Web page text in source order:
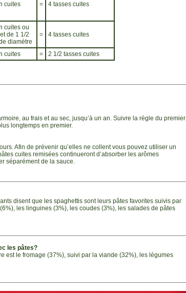
cuites = 4 tasses cuites
cuites ou
de 1 1/2
diamètre
= 4 tasses cuites
cuites = 2 1/2 tasses cuites
au frais et au sec, jusqu’à un an. Suivre la règle du premier
longtemps en premier.
Afin de prévenir qu’elles ne collent vous pouvez utiliser un
cuites remisées continueront d’absorber les arômes
séparément de la sauce.
disent que les spaghettis sont leurs pâtes favorites suivis par
les linguines (3%), les coudes (3%), les salades de pâtes
les pâtes?
est le fromage (37%), suivi par la viande (32%), les légumes